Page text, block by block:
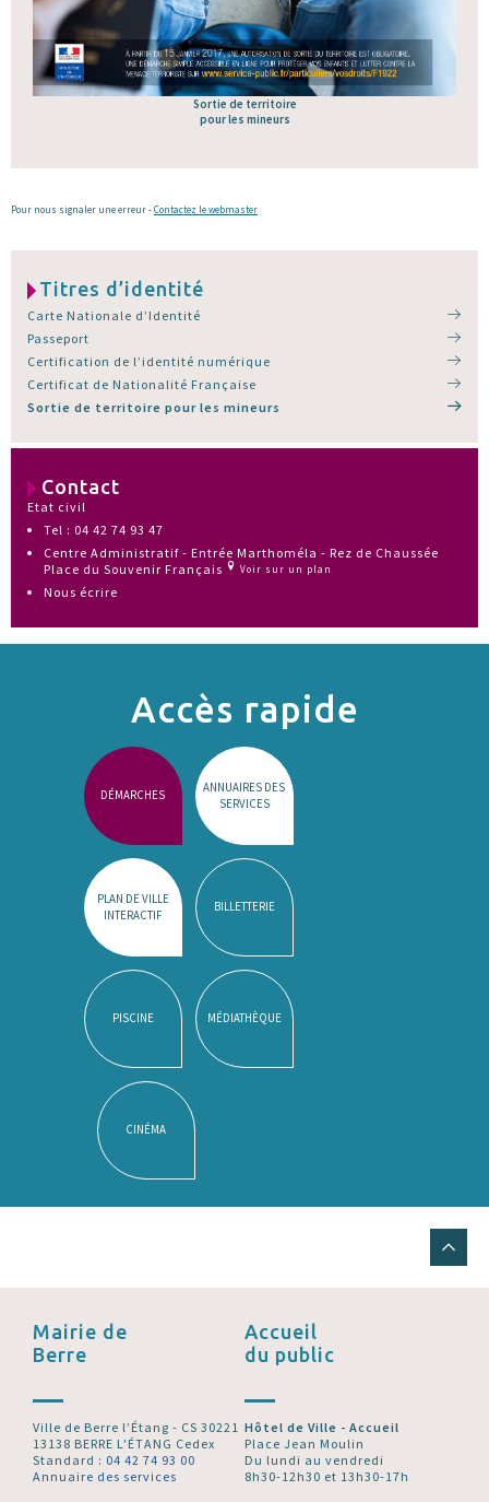
Sortie de territoire
pour les mineurs
Pour nous signaler une erreur -Contactez le webmaster
Titres d’identité
Carte Nationale d’Identité
Passeport
Certification de l’identité numérique
Certificat de Nationalité Française
Sortie de territoire pour les mineurs
Contact
Etat civil
Tel : 04 42 74 93 47
Centre Administratif - Entrée Marthoméla - Rez de Chaussée
Place du Souvenir Français
Voir sur un plan
Nous écrire
Accès rapide
DÉMARCHES
ANNUAIRES DES
SERVICES
PLAN DE VILLE
INTERACTIF
BILLETTERIE
PISCINE MÉDIATHÈQUE
CINÉMA
Mairie de
Berre
Ville de Berre l’Étang - CS 30221
13138 BERRE L'ÉTANG Cedex
Standard : 04 42 74 93 00
Annuaire des services
Accueil
du public
Hôtel de Ville - Accueil
Place Jean Moulin
Du lundi au vendredi
8h30-12h30 et 13h30-17h